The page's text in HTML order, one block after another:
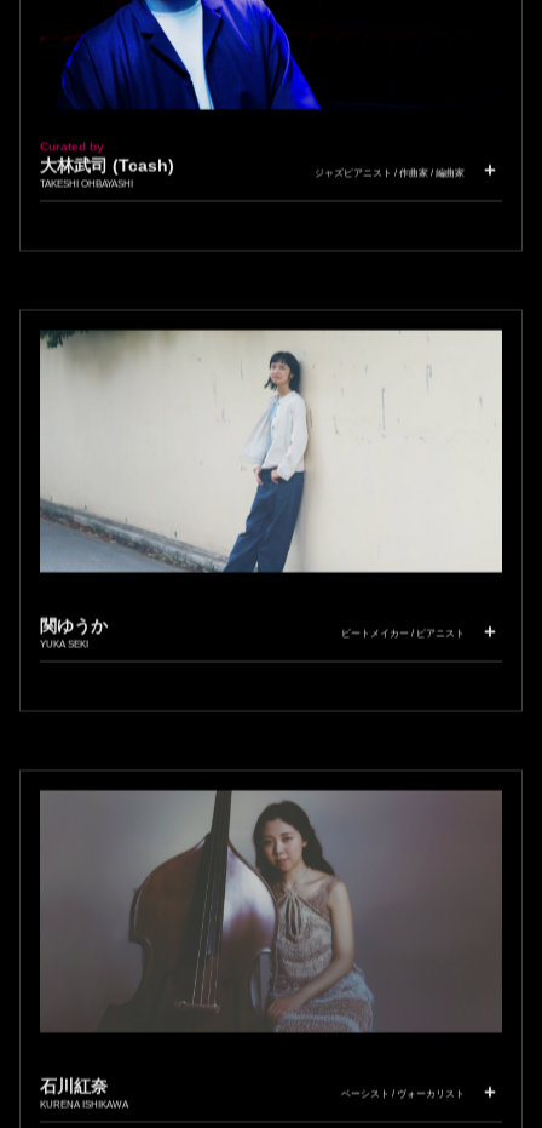
Curated by
大林武司 (Tcash)
TAKESHI OHBAYASHI
ジャズピアニスト / 作曲家 / 編曲家
関ゆうか
YUKA SEKI
ビートメイカー / ピアニスト
石川紅奈
KURENA ISHIKAWA
ベーシスト / ヴォーカリスト